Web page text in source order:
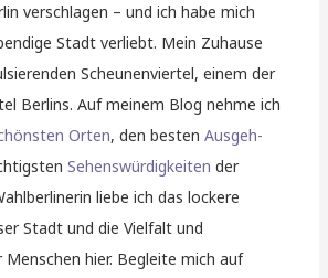
verschlagen – und ich habe mich
Stadt verliebt. Mein Zuhause
Scheunenviertel, einem der
Berlins. Auf meinem Blog nehme ich
Orten, den bestenAusgeh-
Sehenswürdigkeiten der
liebe ich das lockere
Stadt und die Vielfalt und
Menschen hier. Begleite mich auf